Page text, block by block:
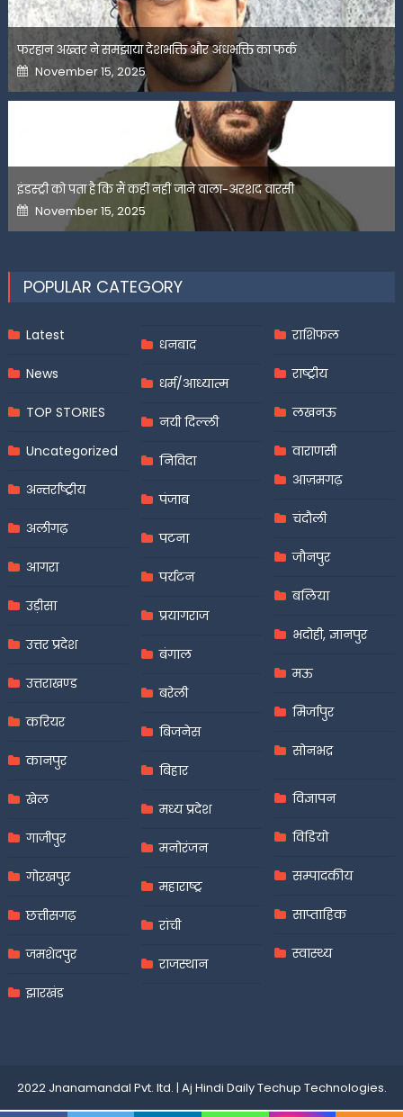
फरहान अख्तर ने समझाया देशभक्ति और अंधभक्ति का फर्क
Posted
on
November 15, 2025
इंडस्ट्री को पता है कि मैं कहीं नहीं जाने वाला-अरशद वारसी
Posted
on
November 15, 2025
POPULAR CATEGORY
Latest
News
TOP STORIES
Uncategorized
अन्तर्राष्ट्रीय
अलीगढ़
आगरा
उड़ीसा
उत्तर प्रदेश
उत्तराखण्ड
करियर
कानपुर
खेल
गाजीपुर
गोरखपुर
छत्तीसगढ़
जमशेदपुर
झारखंड
धनबाद
धर्म/आध्यात्म
नयी दिल्ली
निविदा
पंजाब
पटना
पर्यटन
प्रयागराज
बंगाल
बरेली
बिजनेस
बिहार
मध्य प्रदेश
मनोरंजन
महाराष्ट्र
रांची
राजस्थान
राशिफल
राष्ट्रीय
लखनऊ
वाराणसी
आज़मगढ़
चंदौली
जौनपुर
बलिया
भदोही, ज्ञानपुर
मऊ
मिर्जापुर
सोनभद्र
विज्ञापन
विडियो
सम्पादकीय
साप्ताहिक
स्वास्थ्य
2022 Jnanamandal Pvt. ltd. | Aj Hindi DailyTechup Technologies.